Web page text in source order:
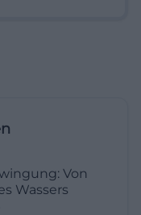
Von
Wassers